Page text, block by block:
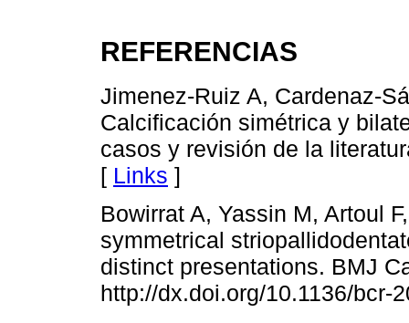
REFERENCIAS
Jimenez-Ruiz A, Cardenaz-
Calcificación simétrica y
casos y revisión de la
[ Links ]
Bowirrat A, Yassin M, Artoul
symmetrical
distinct presentations. BMJ
http://dx.doi.org/10.1136/bcr-